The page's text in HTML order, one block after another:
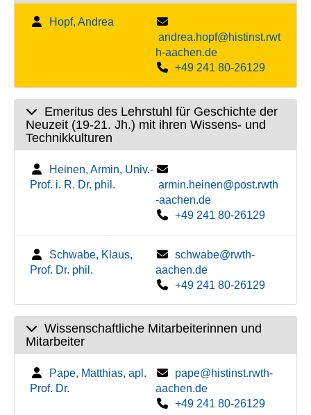
Hopf, Andrea
andrea.hopf@histinst.rwt
h-aachen.de
+49 241 80-26129
Emeritus des Lehrstuhl für Geschichte der
Neuzeit (19-21. Jh.) mit ihren Wissens- und
Technikkulturen
Heinen, Armin, Univ.-
Prof. i. R. Dr. phil.
armin.heinen@post.rwth
-aachen.de
+49 241 80-26129
Schwabe, Klaus,
Prof. Dr. phil.
schwabe@rwth-
aachen.de
+49 241 80-26129
Wissenschaftliche Mitarbeiterinnen und
Mitarbeiter
Pape, Matthias, apl.
Prof. Dr.
pape@histinst.rwth-
aachen.de
+49 241 80-26129